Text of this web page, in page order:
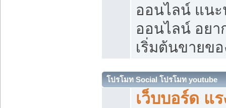
ออนไลน์ แนะ
ออนไลน์ อย
เริ่มต้นขายข
โปรโมท Social โปรโมท youtube
เว็บบอร์ด แร